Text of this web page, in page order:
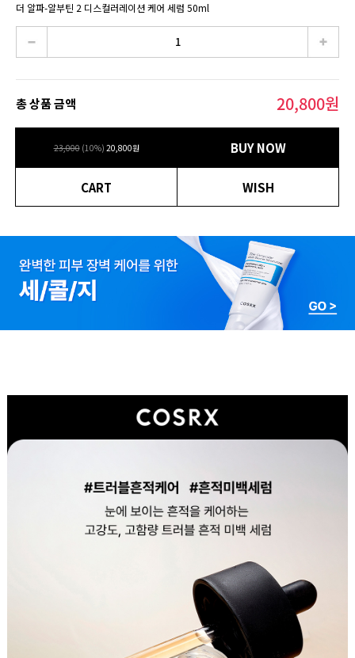
더 알파-알부틴 2 디스컬러레이션 케어 세럼 50ml
총 상품 금액 20,800원
23,000 (10%) 20,800원 BUY NOW
CART WISH